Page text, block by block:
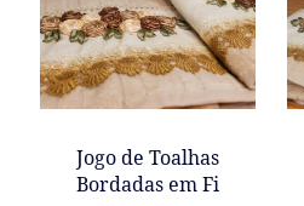
Jogo de Toalhas
Bordadas em Fi